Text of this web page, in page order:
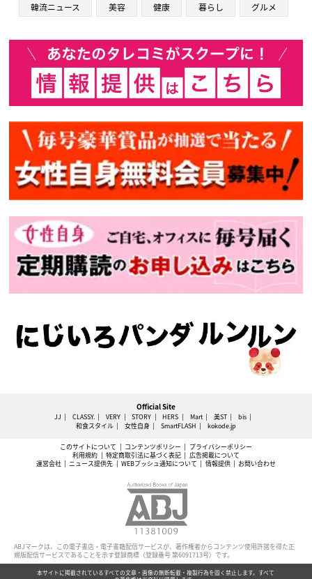
韓流ニュース 美容 健康 暮らし グルメ
Official Site
JJ CLASSY. VERY STORY HERS Mart 美ST
bis
和食スタイル
女性自身 SmartFLASH kokode.jp
このサイトについて コンテンツポリシー
プライバシーポリシー
利用規約
特定商取引法に基づく表記
広告掲載について
運営会社
ニュース提供先 WEBプッシュ通知について 情報提供 お問い合わせ
ABJマークは、この電子書店・電子書籍配信サービスが、著作権者からコンテンツ使用許諾を得た正
規版配信サービスであることを示す登録商標（登録番号 第6091713号）です。
本サイトに掲載されているすべての文章・画像の無断転載・複製行為を固く禁止します。すべて